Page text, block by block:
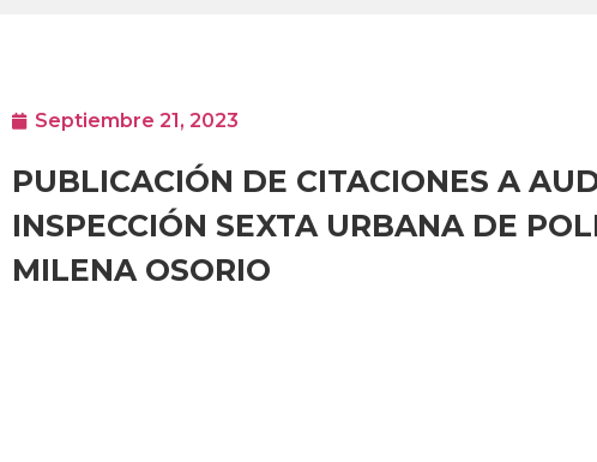
Septiembre 21, 2023
PUBLICACIÓN DE CITACIONES A
INSPECCIÓN SEXTA URBANA DE
MILENA OSORIO